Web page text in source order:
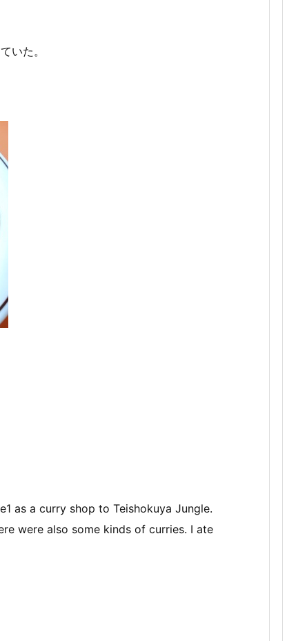
いた。
as a curry shop to Teishokuya Jungle.
were also some kinds of curries. I ate